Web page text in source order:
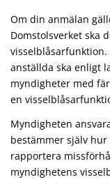
Om din anmälan
Domstolsverket ska
anställda ska enligt
myndigheter med
en
Myndigheten
bestämmer själv
rapportera
myndighetens